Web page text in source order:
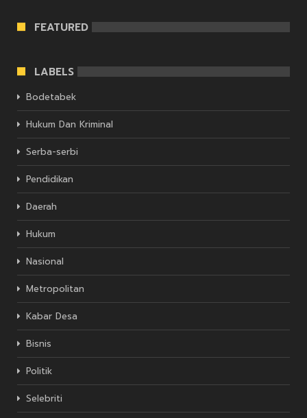
FEATURED
LABELS
Bodetabek
Hukum Dan Kriminal
Serba-serbi
Pendidikan
Daerah
Hukum
Nasional
Metropolitan
Kabar Desa
Bisnis
Politik
Selebriti